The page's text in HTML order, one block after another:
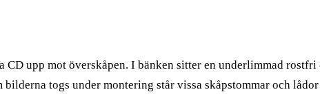
upp mot överskåpen. I bänken sitter en underlimmad
togs under montering står vissa skåpstommar och lådor